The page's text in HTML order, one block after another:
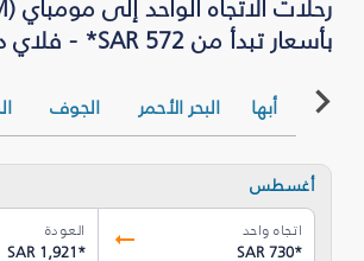
بأسعار تبدأ من SAR 572* - فلاي دبي
أبها البحر الأحمر الجوف
أغسطس
اتجاه واحد
SAR 730*
العودة
SAR 1,921*